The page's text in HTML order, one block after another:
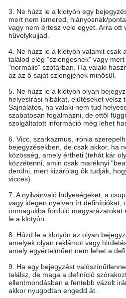
3. Ne húzz le a klotyón egy
mert nem ismered, hiányosnak/
vagy nem értesz vele egyet. Arra ott
hüvelykujjad.
4. Ne húzz le a klotyón valamit csak
találod elég "szlengesnek" vagy
"normális" szótárban. Ha valaki
az az ő saját szlengjének minősül.
5. Ne húzz le a klotyón olyan
helyesírási hibákat, elütéseket vélsz
Sajnálatos, ha valaki nem tud
szabatosan fogalmazni, de ettől
szolgáltatott információ még lehet
6. Vicc, szarkazmus, irónia
bejegyzésekben, de csak akkor, ha
közösség, amely értheti (tehát kár
közzétenni, amin csak maréknyi
derülni, mert kizárólag ők tudják,
vicces).
7. A nyilvánvaló hülyeségeket, a
vagy idegen nyelven írt definíciókat,
önmagukba forduló magyarázatokat
le a klotyón.
8. Húzd le a klotyón az olyan
amelyek olyan reklámot vagy
amely egyértelműen nem lehet a
9. Ha egy bejegyzést
találsz, de maga a definíció
ellentmondásban a fentebb vázolt
akkor nyugodtan engedd át.